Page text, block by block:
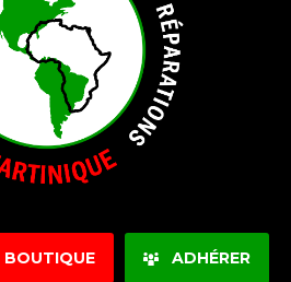
ADHÉRER
BOUTIQUE